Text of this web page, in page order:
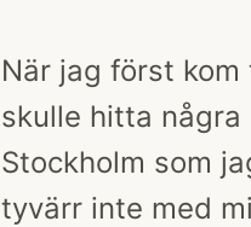
När jag först
skulle hitta några
Stockholm som
tyvärr inte med